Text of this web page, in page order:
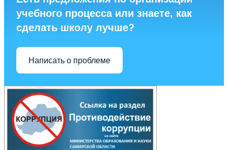
учебного процесса или знаете, как
сделать школу лучше?
Написать о проблеме